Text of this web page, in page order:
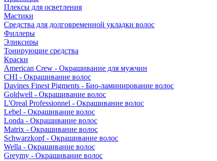
Плексы для осветления
Мастики
Средства для долговременной укладки волос
Филлеры
Эликсиры
Тонирующие средства
Краски
American Crew - Окрашивание для мужчин
CHI - Окрашивание волос
Davines Finest Pigments - Био-ламинирование волос
Goldwell - Окрашивание волос
L'Oreal Professionnel - Окрашивание волос
Lebel - Окрашивание волос
Londa - Окрашивание волос
Matrix - Окрашивание волос
Schwarzkopf - Окрашивание волос
Wella - Окрашивание волос
Greymy - Окрашивание волос